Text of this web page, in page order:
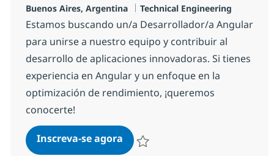
Localização
Buenos Aires, Argentina Categoria
Technical Engineering
Estamos buscando un/a Desarrollador/a Angular
para unirse a nuestro equipo y contribuir al
desarrollo de aplicaciones innovadoras. Si tienes
experiencia en Angular y un enfoque en la
optimización de rendimiento, ¡queremos
conocerte!
Inscreva-se agoraDesarrollador/a Angular